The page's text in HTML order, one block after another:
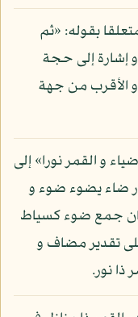
بقوله: «ثم
إشارة إلى حجة
و الأقرب من جهة
و القمر نورا» إلى
ضاء يضوء ضوء و
كان جمع ضوء كسياط
تقدير مضاف و
نور.